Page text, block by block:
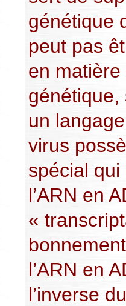
génétique
peut pas
en
génétique,
un
virus
spécial
l’ARN en
«
l’ARN en
l’inverse